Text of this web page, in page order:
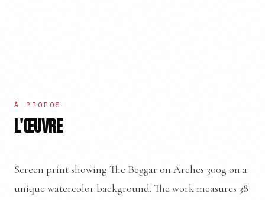
À PROPOS
L'ŒUVRE
Screen print showing The Beggar on Arches 300g on a
unique watercolor background. The work measures 38